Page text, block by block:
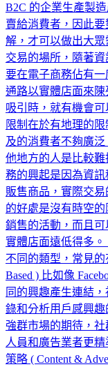
B2C 的企業生產製
賣給消費者，因此
解，才可以做出大
交易的場所，隨著
要在電子商務佔有一
通路以實體店面來
吸引時，就有機會
限制在於有地理的
及的消費者不夠廣
他地方的人是比較難
務的興起是因為資
販售商品，實際交
的好處是沒有時空
銷售的活動，而且
實體店面遠低得多
不同的類型，常見的
Based ) 比如像
同的興趣產生連結
錄和分析用戶感興
強群市場的期待，
人員和廣告業者更
策略 ( Content &